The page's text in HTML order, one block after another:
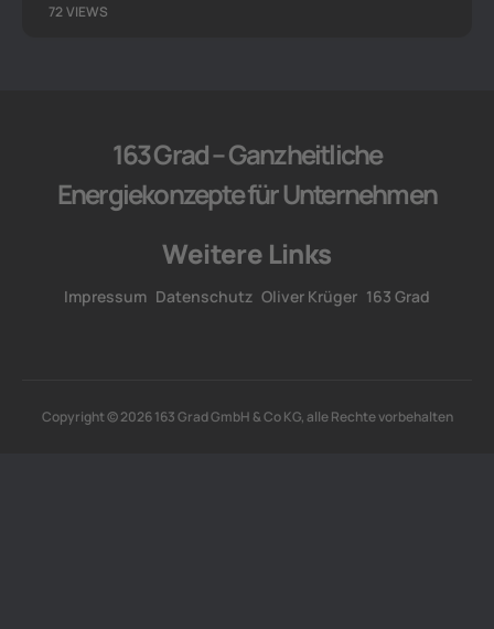
72 VIEWS
163 Grad – Ganzheitliche
Energiekonzepte für Unternehmen
Weitere Links
Impressum Datenschutz Oliver Krüger 163 Grad
Copyright © 2026 163 Grad GmbH & Co KG, alle Rechte vorbehalten